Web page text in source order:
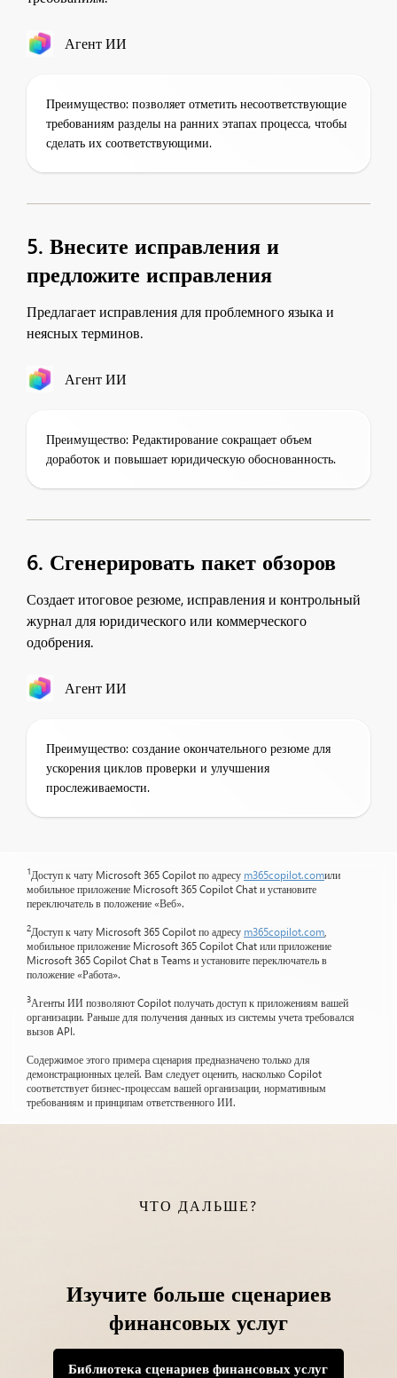
Агент ИИ
Преимущество: позволяет отметить несоответствующие
требованиям разделы на ранних этапах процесса, чтобы
сделать их соответствующими.
5. Внесите исправления и
предложите исправления
Предлагает исправления для проблемного языка и
неясных терминов.
Агент ИИ
Преимущество: Редактирование сокращает объем
доработок и повышает юридическую обоснованность.
6. Сгенерировать пакет обзоров
Создает итоговое резюме, исправления и контрольный
журнал для юридического или коммерческого
одобрения.
Агент ИИ
Преимущество: создание окончательного резюме для
ускорения циклов проверки и улучшения
прослеживаемости.
1Доступ к чату Microsoft 365 Copilot по адресу m365copilot.comили
мобильное приложение Microsoft 365 Copilot Chat и установите
переключатель в положение «Веб».
2Доступ к чату Microsoft 365 Copilot по адресу m365copilot.com
мобильное приложение Microsoft 365 Copilot Chat или приложение
Microsoft 365 Copilot Chat в Teams и установите переключатель в
положение «Работа».
3Агенты ИИ позволяют Copilot получать доступ к приложениям вашей
организации. Раньше для получения данных из системы учета требовался
вызов API.
Содержимое этого примера сценария предназначено только для
демонстрационных целей. Вам следует оценить, насколько Copilot
соответствует бизнес-процессам вашей организации, нормативным
требованиям и принципам ответственного ИИ.
ЧТО ДАЛЬШЕ?
Изучите больше сценариев
финансовых услуг
Библиотека сценариев финансовых услуг